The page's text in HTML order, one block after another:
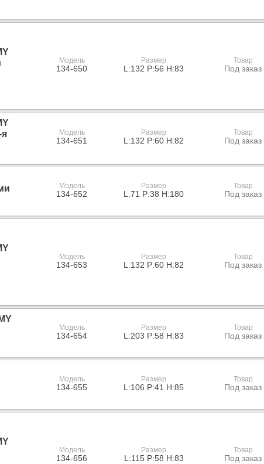
Модель
134-650
Размер
L:132 P:56 H:83
Товар
Под заказ
Модель
134-651
Размер
L:132 P:60 H:82
Товар
Под заказ
Модель
134-652
Размер
L:71 P:38 H:180
Товар
Под заказ
Модель
134-653
Размер
L:132 P:60 H:82
Товар
Под заказ
Модель
134-654
Размер
L:203 P:58 H:83
Товар
Под заказ
Модель
134-655
Размер
L:106 P:41 H:85
Товар
Под заказ
Модель
134-656
Размер
L:115 P:58 H:83
Товар
Под заказ